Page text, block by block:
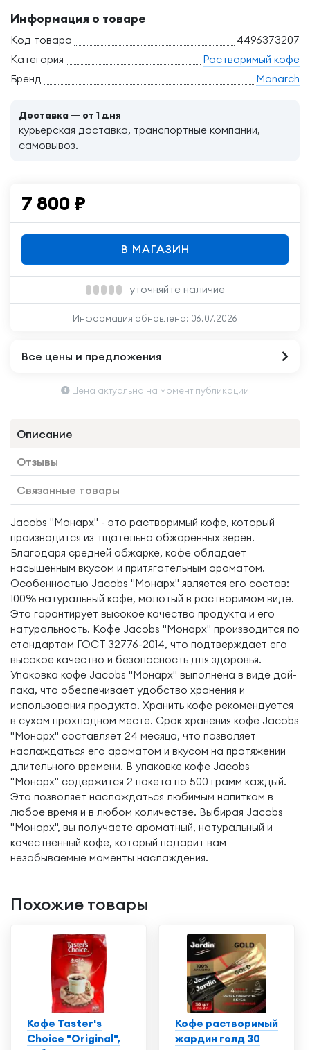
Информация о товаре
Код товара
4496373207
Категория
Растворимый кофе
Бренд
Monarch
Доставка — от 1 дня
курьерская доставка, транспортные компании,
самовывоз.
7 800 ₽
В МАГАЗИН
уточняйте наличие
Информация обновлена: 06.07.2026
Все цены и предложения
Цена актуальна на момент публикации
Описание
Отзывы
Связанные товары
Jacobs "Монарх" - это растворимый кофе, который
производится из тщательно обжаренных зерен.
Благодаря средней обжарке, кофе обладает
насыщенным вкусом и притягательным ароматом.
Особенностью Jacobs "Монарх" является его состав:
100% натуральный кофе, молотый в растворимом виде.
Это гарантирует высокое качество продукта и его
натуральность. Кофе Jacobs "Монарх" производится по
стандартам ГОСТ 32776-2014, что подтверждает его
высокое качество и безопасность для здоровья.
Упаковка кофе Jacobs "Монарх" выполнена в виде дой-
пака, что обеспечивает удобство хранения и
использования продукта. Хранить кофе рекомендуется
в сухом прохладном месте. Срок хранения кофе Jacobs
"Монарх" составляет 24 месяца, что позволяет
наслаждаться его ароматом и вкусом на протяжении
длительного времени. В упаковке кофе Jacobs
"Монарх" содержится 2 пакета по 500 грамм каждый.
Это позволяет наслаждаться любимым напитком в
любое время и в любом количестве. Выбирая Jacobs
"Монарх", вы получаете ароматный, натуральный и
качественный кофе, который подарит вам
незабываемые моменты наслаждения.
Похожие товары
Кофе Taster's
Choice "Original",
Кофе растворимый
жардин голд 30